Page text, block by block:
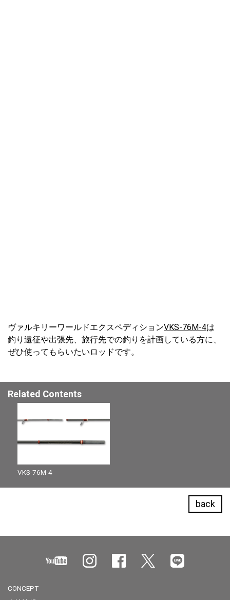
ヴァルキリーワールドエクスペディションVKS-76M-4は
釣り遠征や出張先、旅行先での釣りを計画している方に、
ぜひ使ってもらいたいロッドです。
Related Contents
VKS-76M-4
back
CONCEPT